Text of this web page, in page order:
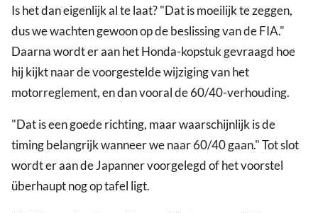
Is het dan eigenlijk al te laat? "Dat is moeilijk te zeggen,
dus we wachten gewoon op de beslissing van de FIA."
Daarna wordt er aan het Honda-kopstuk gevraagd hoe
hij kijkt naar de voorgestelde wijziging van het
motorreglement, en dan vooral de 60/40-verhouding.
"Dat is een goede richting, maar waarschijnlijk is de
timing belangrijk wanneer we naar 60/40 gaan." Tot slot
wordt er aan de Japanner voorgelegd of het voorstel
überhaupt nog op tafel ligt.